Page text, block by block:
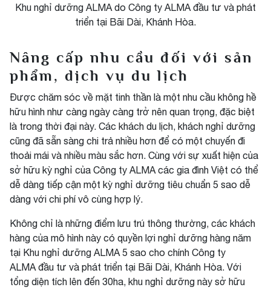
Khu nghỉ dưỡng ALMA do Công ty ALMA đầu tư và phát
triển tại Bãi Dài, Khánh Hòa.
Nâng cấp nhu cầu đối với sản
phẩm, dịch vụ du lịch
Được chăm sóc về mặt tinh thần là một nhu cầu không hề
hữu hình như càng ngày càng trở nên quan trọng, đặc biệt
là trong thời đại này. Các khách du lịch, khách nghỉ dưỡng
cũng đã sẵn sàng chi trả nhiều hơn để có một chuyến đi
thoải mái và nhiều màu sắc hơn. Cùng với sự xuất hiện của
sở hữu kỳ nghỉ của Công ty ALMA các gia đình Việt có thể
dễ dàng tiếp cận một kỳ nghỉ dưỡng tiêu chuẩn 5 sao dễ
dàng với chi phí vô cùng hợp lý.
Không chỉ là những điểm lưu trú thông thường, các khách
hàng của mô hình này có quyền lợi nghỉ dưỡng hàng năm
tại Khu nghỉ dưỡng ALMA 5 sao cho chính Công ty
ALMA đầu tư và phát triển tại Bãi Dài, Khánh Hòa. Với
tổng diện tích lên đến 30ha, khu nghỉ dưỡng này sở hữu